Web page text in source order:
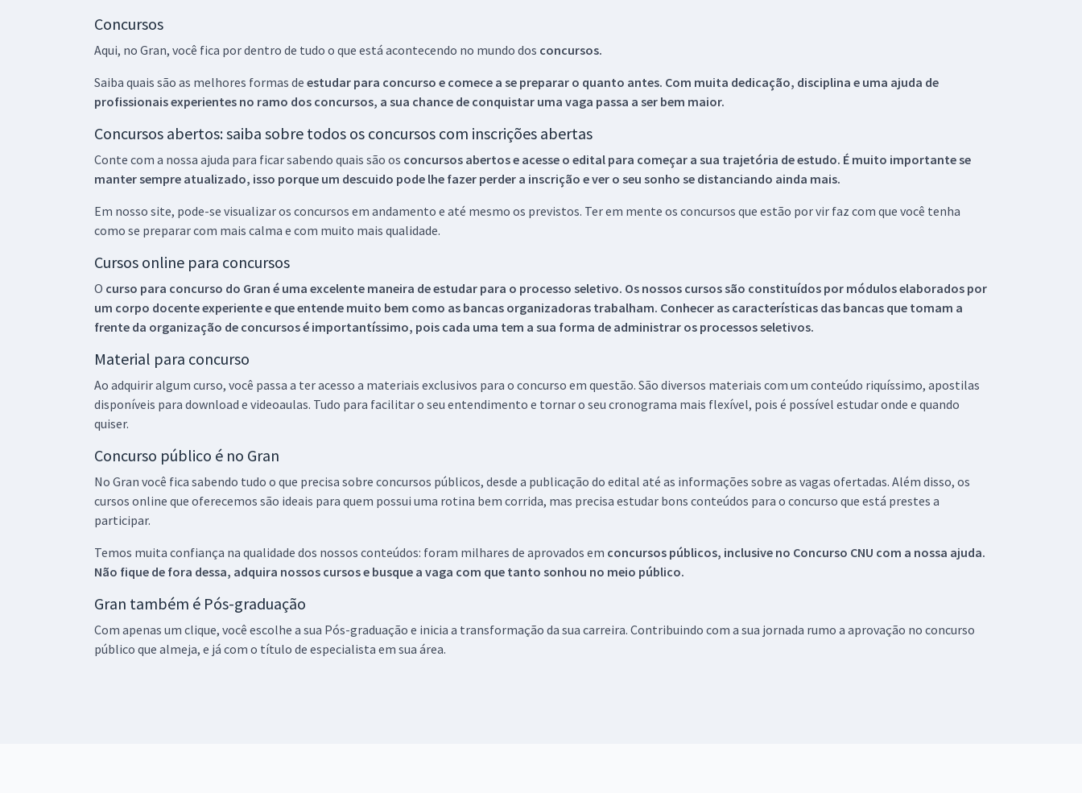
Concursos
Aqui, no Gran, você fica por dentro de tudo o que está acontecendo no mundo dos concursos.
Saiba quais são as melhores formas de estudar para concurso e comece a se preparar o quanto antes. Com muita dedicação, disciplina e uma ajuda de
profissionais experientes no ramo dos concursos, a sua chance de conquistar uma vaga passa a ser bem maior.
Concursos abertos: saiba sobre todos os concursos com inscrições abertas
Conte com a nossa ajuda para ficar sabendo quais são os concursos abertos e acesse o edital para começar a sua trajetória de estudo. É muito importante se
manter sempre atualizado, isso porque um descuido pode lhe fazer perder a inscrição e ver o seu sonho se distanciando ainda mais.
Em nosso site, pode-se visualizar os concursos em andamento e até mesmo os previstos. Ter em mente os concursos que estão por vir faz com que você tenha
como se preparar com mais calma e com muito mais qualidade.
Cursos online para concursos
O curso para concurso do Gran é uma excelente maneira de estudar para o processo seletivo. Os nossos cursos são constituídos por módulos elaborados por
um corpo docente experiente e que entende muito bem como as bancas organizadoras trabalham. Conhecer as características das bancas que tomam a
frente da organização de concursos é importantíssimo, pois cada uma tem a sua forma de administrar os processos seletivos.
Material para concurso
Ao adquirir algum curso, você passa a ter acesso a materiais exclusivos para o concurso em questão. São diversos materiais com um conteúdo riquíssimo, apostilas
disponíveis para download e videoaulas. Tudo para facilitar o seu entendimento e tornar o seu cronograma mais flexível, pois é possível estudar onde e quando
quiser.
Concurso público é no Gran
No Gran você fica sabendo tudo o que precisa sobre concursos públicos, desde a publicação do edital até as informações sobre as vagas ofertadas. Além disso, os
cursos online que oferecemos são ideais para quem possui uma rotina bem corrida, mas precisa estudar bons conteúdos para o concurso que está prestes a
participar.
Temos muita confiança na qualidade dos nossos conteúdos: foram milhares de aprovados em concursos públicos, inclusive no Concurso CNU com a nossa ajuda.
Não fique de fora dessa, adquira nossos cursos e busque a vaga com que tanto sonhou no meio público.
Gran também é Pós-graduação
Com apenas um clique, você escolhe a sua Pós-graduação e inicia a transformação da sua carreira. Contribuindo com a sua jornada rumo a aprovação no concurso
público que almeja, e já com o título de especialista em sua área.